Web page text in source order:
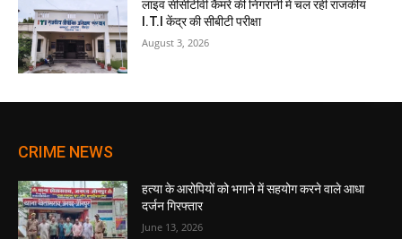
लाइव सीसीटीवी कैमरे की निगरानी में चल रही राजकीय
I.T.I केंद्र की सीबीटी परीक्षा
August 3, 2026
CRIME NEWS
हत्या के आरोपियों को भगाने में सहयोग करने वाले आधा
दर्जन गिरफ्तार
June 13, 2026